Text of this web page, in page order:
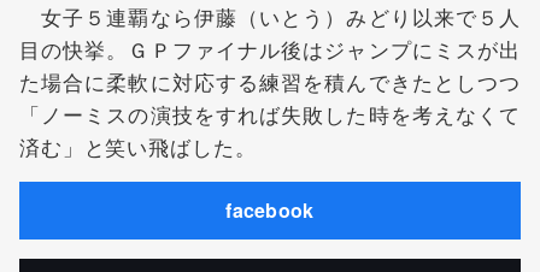
女子５連覇なら伊藤（いとう）みどり以来で５人
目の快挙。ＧＰファイナル後はジャンプにミスが出
た場合に柔軟に対応する練習を積んできたとしつつ
「ノーミスの演技をすれば失敗した時を考えなくて
済む」と笑い飛ばした。
facebook